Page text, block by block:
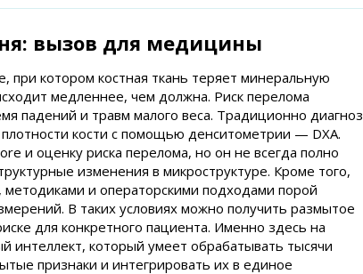
вызов для медицины
при котором костная ткань теряет минеральную
медленнее, чем должна. Риск перелома
падений и травм малого веса. Традиционно диагноз
кости с помощью денситометрии — DXA.
и оценку риска перелома, но он не всегда полно
изменения в микроструктуре. Кроме того,
и операторскими подходами порой
В таких условиях можно получить размытое
для конкретного пациента. Именно здесь на
интеллект, который умеет обрабатывать тысячи
признаки и интегрировать их в единое